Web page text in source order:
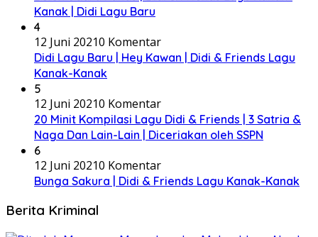
Kanak | Didi Lagu Baru
4
12 Juni 20210 Komentar
Didi Lagu Baru | Hey Kawan | Didi & Friends Lagu
Kanak-Kanak
5
12 Juni 20210 Komentar
20 Minit Kompilasi Lagu Didi & Friends | 3 Satria &
Naga Dan Lain-Lain | Diceriakan oleh SSPN
6
12 Juni 20210 Komentar
Bunga Sakura | Didi & Friends Lagu Kanak-Kanak
Berita Kriminal